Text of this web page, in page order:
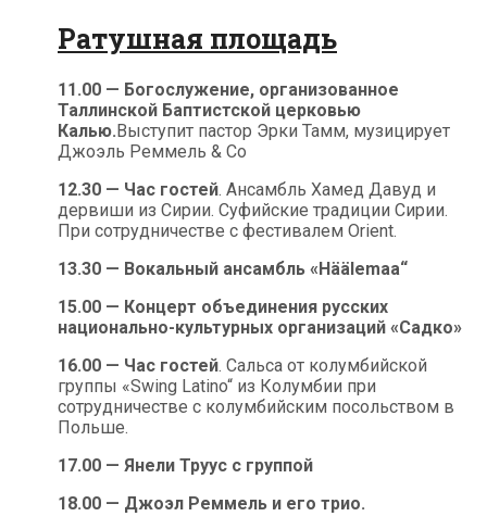
Ратушная площадь
11.00 — Богослужение, организованное
Таллинской Баптистской церковью
Калью.Выступит пастор Эрки Тамм, музицирует
Джоэль Реммель & Co
12.30 — Час гостей. Ансамбль Хамед Давуд и
дервиши из Сирии. Суфийские традиции Сирии.
При сотрудничестве с фестивалем Orient.
13.30 — Вокальный ансамбль «Häälemaa“
15.00 — Концерт объединения русских
национально-культурных организаций «Садко»
16.00 — Час гостей. Сальса от колумбийской
группы «Swing Latino“ из Колумбии при
сотрудничестве с колумбийским посольством в
Польше.
17.00 — Янели Труус с группой
18.00 — Джоэл Реммель и его трио.